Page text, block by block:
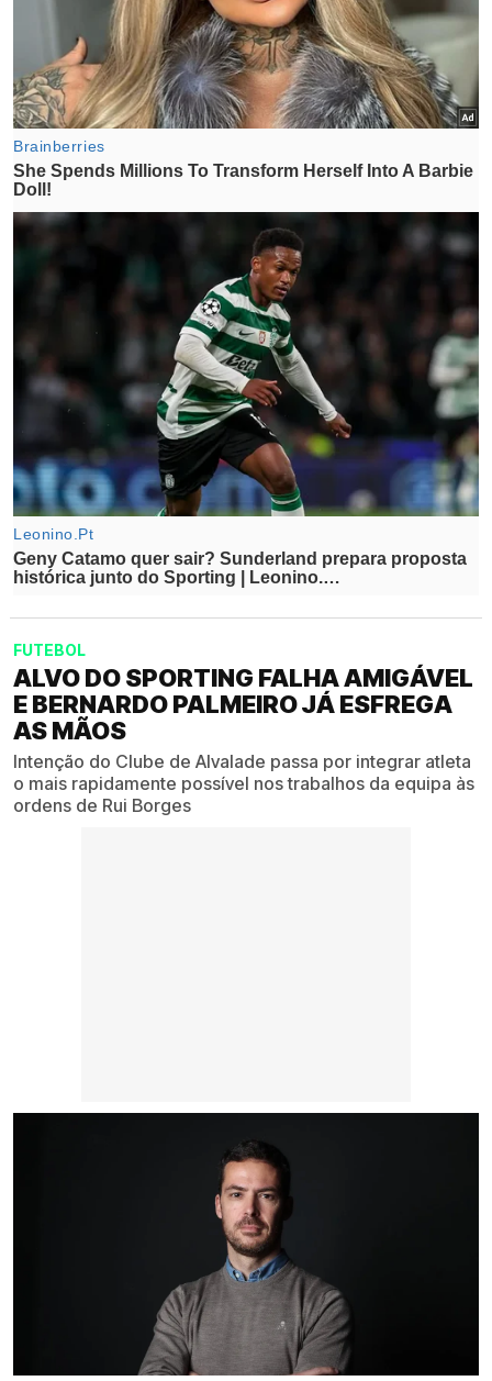
FUTEBOL
ALVO DO SPORTING FALHA AMIGÁVEL
E BERNARDO PALMEIRO JÁ ESFREGA
AS MÃOS
Intenção do Clube de Alvalade passa por integrar atleta
o mais rapidamente possível nos trabalhos da equipa às
ordens de Rui Borges